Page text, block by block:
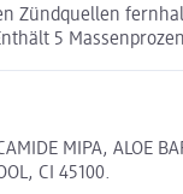
Zündquellen
5
MIPA, ALOE
CI 45100.